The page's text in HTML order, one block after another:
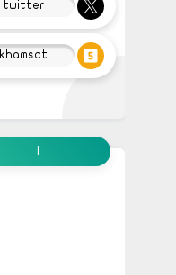
twitter
khamsat
L